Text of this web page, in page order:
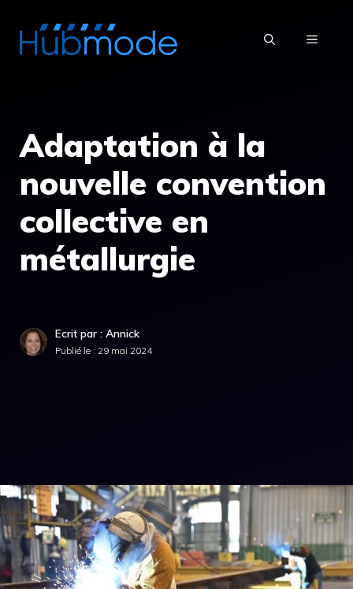
MENU
Adaptation à la
nouvelle convention
collective en
métallurgie
Ecrit par : Annick
Publié le : 29 mai 2024